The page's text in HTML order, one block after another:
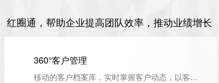
红圈通，帮助企业提高团队效率，推动业绩增长
360°客户管理
移动的客户档案库，实时掌握客户动态，以客户为中心的管理闭环